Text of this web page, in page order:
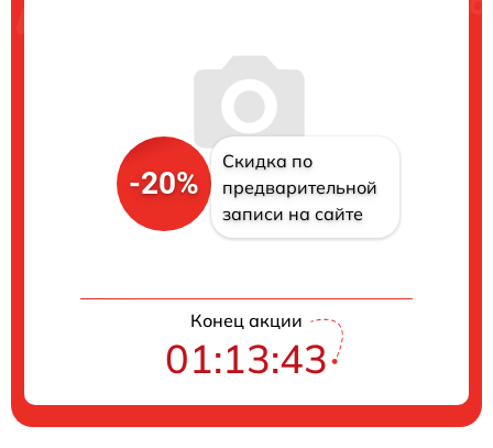
-20%
Скидка по
предварительной
записи на сайте
Конец акции
01:13:42